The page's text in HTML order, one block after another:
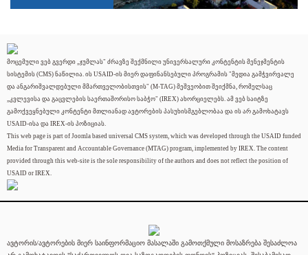
მოცემული ვებ გვერდი „ჯუმლას" ძრავზე შექმნილი უნივერსალური კონტენტის მენეჯმენტის
სისტემის (CMS) ნაწილია. ის USAID-ის მიერ დაფინანსებული პროგრამის "მედია გამჭვირვალე
და ანგარიშვალდებული მმართველობისთვის" (M-TAG) მეშვეობით შეიქმნა, რომელსაც
„კვლევისა და გაცვლების საერთაშორისო საბჭო" (IREX) ახორციელებს. ამ ვებ საიტზე
გამოქვეყნებული კონტენტი მთლიანად ავტორების პასუხისმგებლობაა და ის არ გამოხატავს
USAID-ისა და IREX-ის პოზიციას.
This web page is part of Joomla based universal CMS system, which was developed through the USAID funded
Media for Transparent and Accountable Governance (MTAG) program, implemented by IREX. The content
provided through this web-site is the sole responsibility of the authors and does not reflect the position of
USAID or IREX.
ავტორის/ავტორების მიერ საინფორმაციო მასალაში გამოთქმული მოსაზრება შესაძლოა